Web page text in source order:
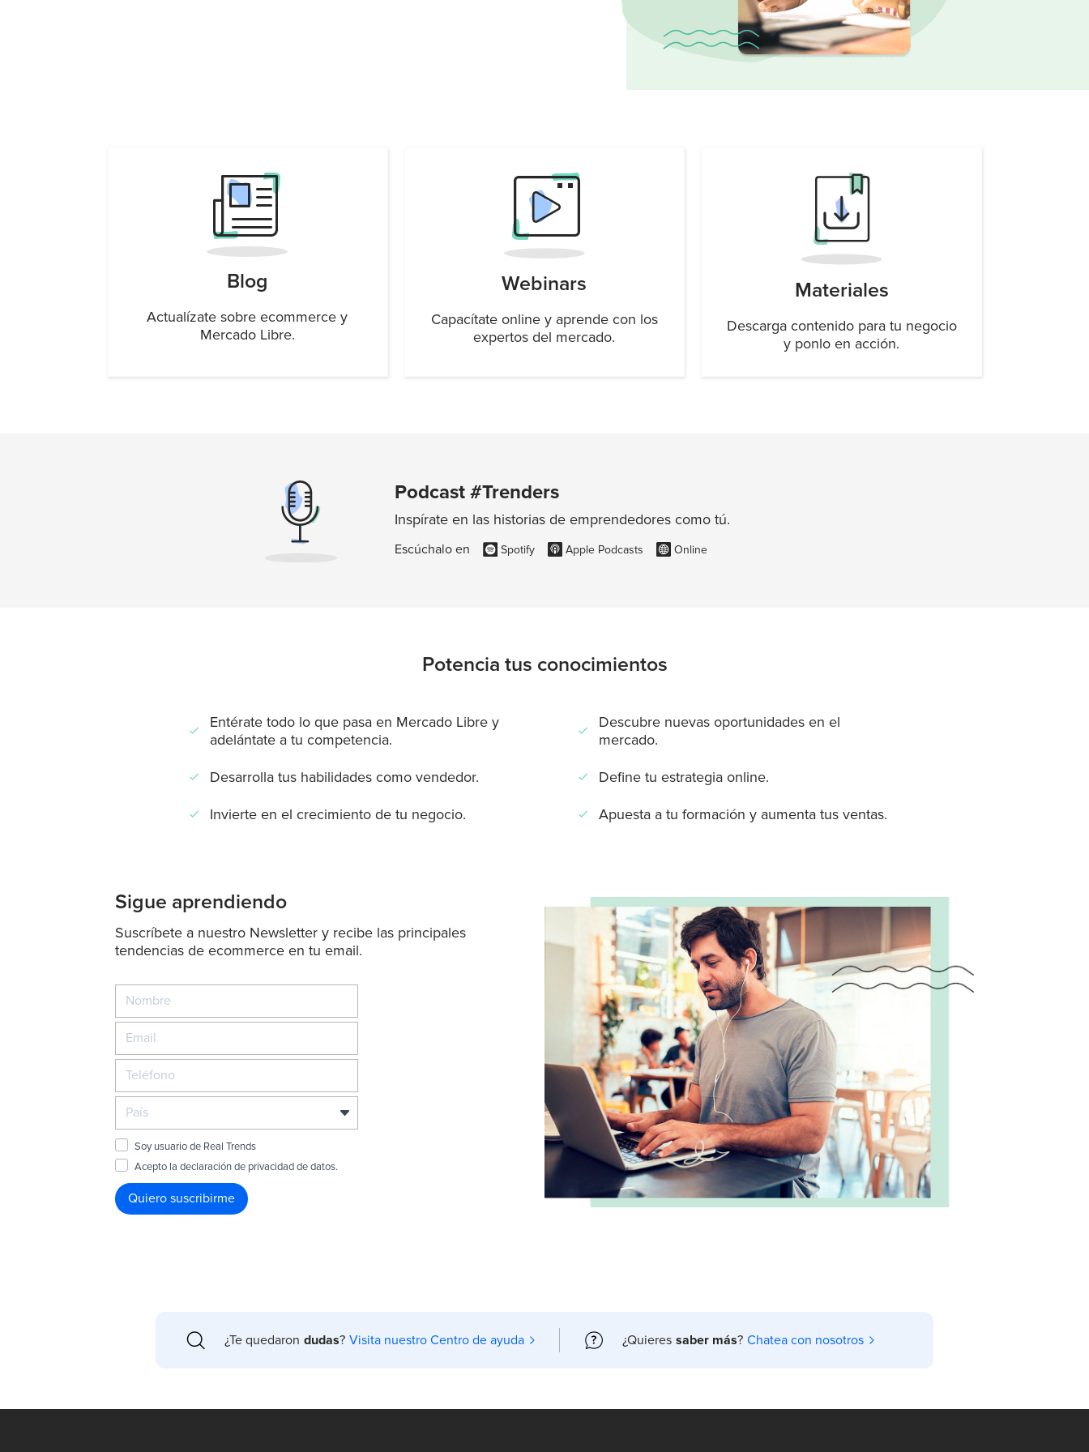
Blog
Actualízate sobre ecommerce y
Mercado Libre.
Webinars
Capacítate online y aprende con los
expertos del mercado.
Materiales
Descarga contenido para tu negocio
y ponlo en acción.
Podcast #Trenders
Inspírate en las historias de emprendedores como tú.
Escúchalo en Spotify Apple Podcasts Online
Potencia tus conocimientos
check
Entérate todo lo que pasa en Mercado Libre y
adelántate a tu competencia.
check Desarrolla tus habilidades como vendedor.
check Invierte en el crecimiento de tu negocio.
check
Descubre nuevas oportunidades en el
mercado.
check Define tu estrategia online.
check Apuesta a tu formación y aumenta tus ventas.
Sigue aprendiendo
Suscríbete a nuestro Newsletter y recibe las principales
tendencias de ecommerce en tu email.
Soy usuario de Real Trends
Acepto la declaración de privacidad de datos.
Quiero suscribirme
¿Te quedaron dudas? Visita nuestro Centro de ayuda ¿Quieres saber más? Chatea con nosotros